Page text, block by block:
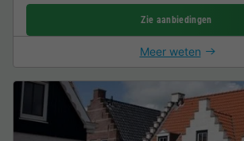
Zie aanbiedingen
Meer weten